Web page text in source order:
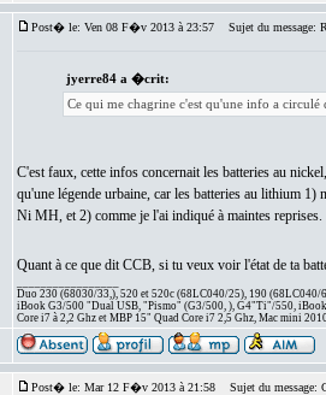
Post� le: Ven 08 F�v 2013 à 23:57 Sujet du message:
jyerre84 a �crit:
Ce qui me chagrine c'est qu'une info a
C'est faux, cette infos concernait les batteries au
qu'une légende urbaine, car les batteries au lithium 1)
Ni MH, et 2) comme je l'ai indiqué à maintes reprises.
Quant à ce que dit CCB, si tu veux voir l'état de ta
Duo 230 (68030/33,), 520 et 520c (68LC040/25), 190 (68LC040/
iBook G3/500 "Dual USB, "Pismo" (G3/500, ), G4"Ti"/550,
Core i7 à 2,2 Ghz et MBP 15" Quad Core i7 2,5 Ghz, Mac mini
Post� le: Mar 12 F�v 2013 à 21:58 Sujet du message: